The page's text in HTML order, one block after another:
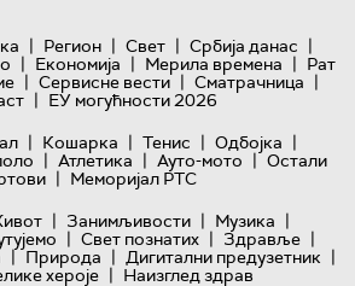
| Регион | Свет | Србија данас |
| Економија | Мерила времена | Рат
| Сервисне вести | Сматрачница |
| ЕУ могућности 2026
| Кошарка | Тенис | Одбојка |
| Атлетика | Ауто-мото | Остали
| Меморијал РТС
| Занимљивости | Музика |
| Свет познатих | Здравље |
| Природа | Дигитални предузетник |
хероје | Наизглед здрав